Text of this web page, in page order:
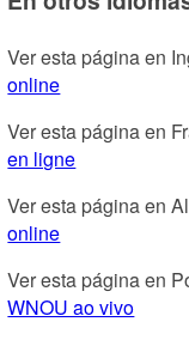
Ver esta página en
online
Ver esta página en
en ligne
Ver esta página en
online
Ver esta página en
WNOU ao vivo